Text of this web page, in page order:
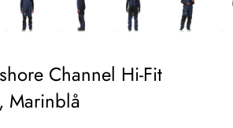
Channel Hi-Fit
Marinblå